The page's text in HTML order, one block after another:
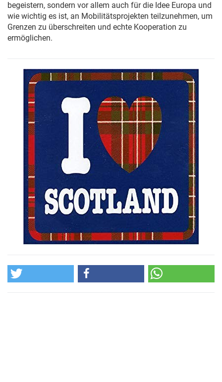
begeistern, sondern vor allem auch für die Idee Europa und
wie wichtig es ist, an Mobilitätsprojekten teilzunehmen, um
Grenzen zu überschreiten und echte Kooperation zu
ermöglichen.